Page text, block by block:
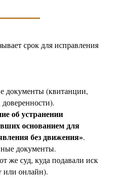
срок для исправления
документы (квитанции,
об устранении
основанием для
без движения».
документы.
же суд, куда подавали иск
или онлайн).